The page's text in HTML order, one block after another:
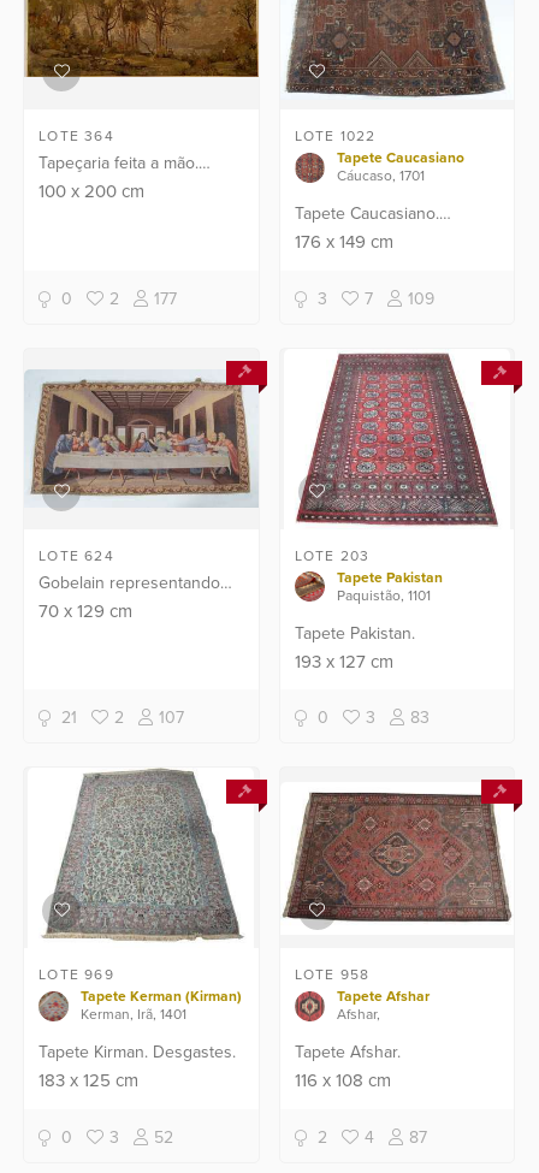
LOTE 364
Tapeçaria feita a mão.
Assinado Glória.
100x 200cm
0 2 177
LOTE 1022
Tapete Caucasiano
Cáucaso, 1701
Tapete Caucasiano.
Pequenas partes rapé
176 x149 cm
3 7 109
LOTE 624
Gobelain representando
Santa Ceia.
70x 129cm
21 2 107
LOTE 203
Tapete Pakistan
Paquistão, 1101
Tapete Pakistan.
193 x127 cm
0 3 83
LOTE 969
Tapete Kerman (Kirman)
Kerman, Irã, 1401
Tapete Kirman. Desgastes.
183x 125cm
0 3 52
LOTE 958
Tapete Afshar
Afshar,
Tapete Afshar.
116 x108 cm
2 4 87